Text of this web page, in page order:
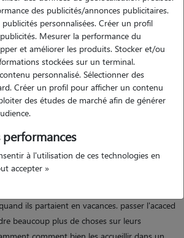
pour me professionnaliser, j'aimerais accueillir
je n'en n'ai plus. le confort et le bien être des
confiés seront ma priorité. je vis en maison
m'occuper deux sera ma priorité. mon but est
des vacances sereines avec nouvelles et
ils partaient en vacances. passer l'acaced
beaucoup plus de choses sur leurs
des publicités/annonces publicitaires.
personnalisées. Créer un profil
Mesurer la performance du
et améliorer les produits. Stocker et/ou
stockées sur un terminal.
personnalisé. Sélectionner des
Créer un profil pour afficher un contenu
des études de marché afin de générer
performances
à l'utilisation de ces technologies en
accepter »